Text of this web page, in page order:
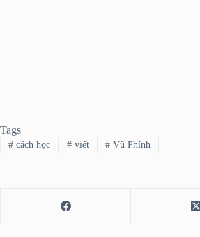
Tags
#cách học #viết # Vũ Phính